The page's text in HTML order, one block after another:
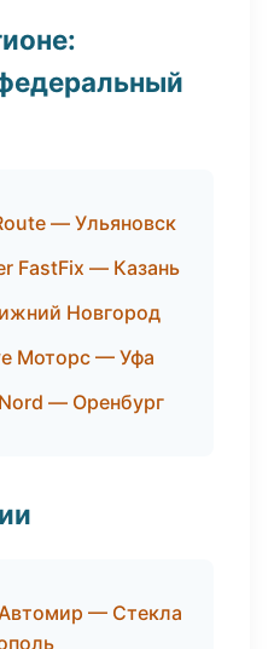
— Ульяновск
FastFix — Казань
Новгород
Моторс — Уфа
— Оренбург
— Стекла